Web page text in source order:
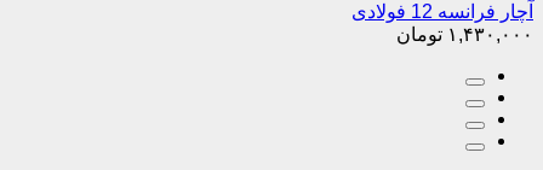
آچار فرانسه 12 فولادی
۱,۴۳۰,۰۰۰ تومان